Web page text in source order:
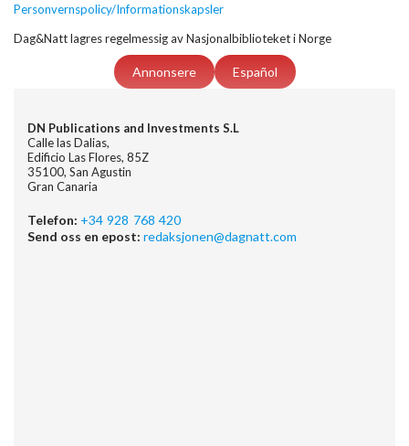
Personvernspolicy/Informationskapsler
Dag&Natt lagres regelmessig av Nasjonalbiblioteket i Norge
Annonsere Español
DN Publications and Investments S.L
Calle las Dalias,
Edificio Las Flores, 85Z
35100, San Agustin
Gran Canaria
Telefon: +34 928 768 420
Send oss en epost: redaksjonen@dagnatt.com